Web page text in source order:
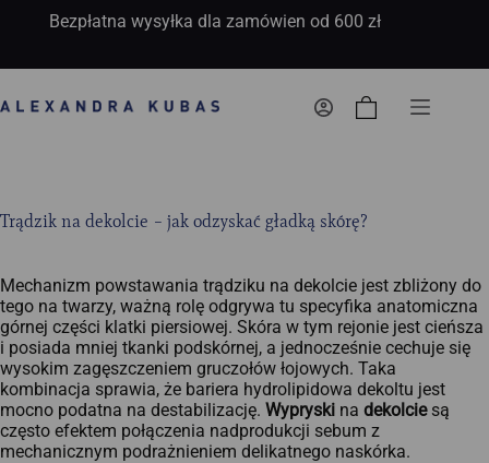
Bezpłatna wysyłka dla zamówien od 600 zł
Koszyk
Trądzik na dekolcie – jak odzyskać gładką skórę?
Mechanizm powstawania trądziku na dekolcie jest zbliżony do
tego na twarzy, ważną rolę odgrywa tu specyfika anatomiczna
górnej części klatki piersiowej. Skóra w tym rejonie jest cieńsza
i posiada mniej tkanki podskórnej, a jednocześnie cechuje się
wysokim zagęszczeniem gruczołów łojowych. Taka
kombinacja sprawia, że bariera hydrolipidowa dekoltu jest
mocno podatna na destabilizację. Wypryski na dekolciesą
często efektem połączenia nadprodukcji sebum z
mechanicznym podrażnieniem delikatnego naskórka.